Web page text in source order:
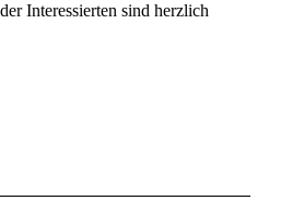
Interessierten sind herzlich